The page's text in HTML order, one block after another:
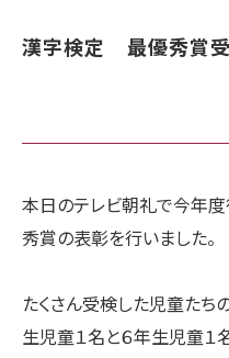
漢字検定 最優秀賞
本日のテレビ朝礼で今年
秀賞の表彰を行いました。
たくさん受検した児童たち
生児童１名と６年生児童１